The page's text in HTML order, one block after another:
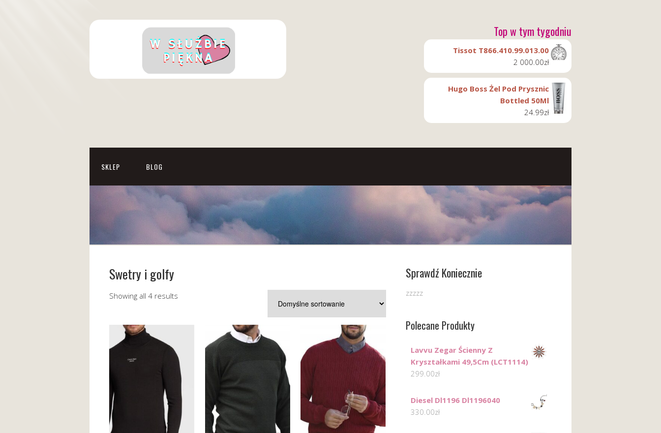
Top w tym tygodniu
Tissot T866.410.99.013.00
2 000.00zł
Hugo Boss Żel Pod Prysznic
Bottled 50Ml
24.99zł
SKLEP BLOG
Swetry i golfy
Showing all 4 results
Sprawdź Koniecznie
zzzzz
Polecane Produkty
Lavvu Zegar Ścienny Z
Kryształkami 49,5Cm (LCT1114)
299.00zł
Diesel Dl1196 Dl1196040
330.00zł